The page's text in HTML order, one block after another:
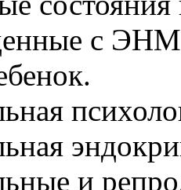
с
и